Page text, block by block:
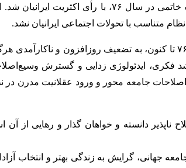
با توسعه اجتماعی ایرانیان، این جریان‌اجتماعی
مقابله هسته ایدئولوژیک سخت قدرت با اصلاحات با ترفندهای مختلف، از
ایدئولوژی زدایی و گسترش
جامعه محور و ورود عقلانیت مدرن
جهانی، گرایش به زندگی بهتر و انتخاب